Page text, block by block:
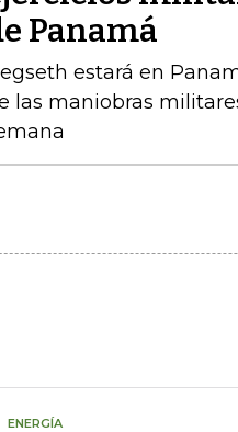
Panamá
estará en
las maniobras
ENERGÍA